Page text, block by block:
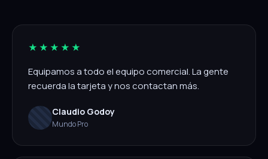
★★★★★
Equipamos a todo el equipo comercial. La gente
recuerda la tarjeta y nos contactan más.
Claudio Godoy
Mundo Pro